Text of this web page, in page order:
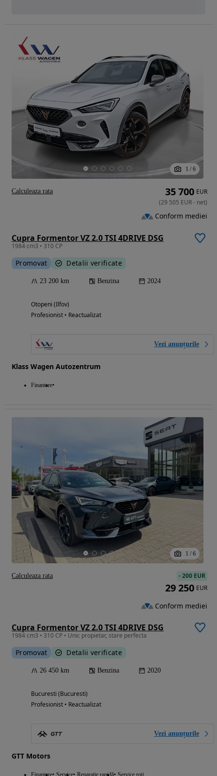
1 / 6
Cupra Formentor VZ 2.0 TSI 4DRIVE DSG
1984 cm3 • 310 CP
Promovat Detalii verificate
23 200 km Benzina 2024
Otopeni (Ilfov)
Profesionist • Reactualizat
Vezi anunțurile
Klass Wagen Autozentrum
Finantare
35 700 EUR
(29 505 EUR- net)
Conform mediei
Calculeaza rata
1 / 6
Cupra Formentor VZ 2.0 TSI 4DRIVE DSG
1984 cm3 • 310 CP • Unic propietar, stare perfecta
Promovat Detalii verificate
26 450 km Benzina 2020
Bucuresti (Bucuresti)
Profesionist • Reactualizat
Vezi anunțurile
GTT Motors
-200 EUR
29 250 EUR
Conform mediei
Calculeaza rata